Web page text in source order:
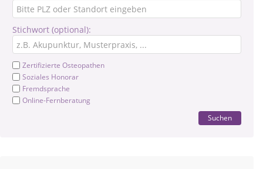
Stichwort (optional):
Zertifizierte Osteopathen
Soziales Honorar
Fremdsprache
Online-Fernberatung
Suchen